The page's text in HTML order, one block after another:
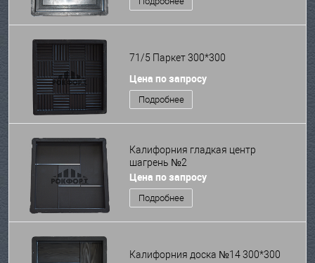
71/5 Паркет 300*300
Цена по запросу
Подробнее
Калифорния гладкая центр
шагрень №2
Цена по запросу
Подробнее
Калифорния доска №14 300*300